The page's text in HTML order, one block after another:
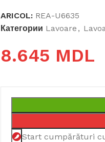
ARICOL: REA-U6635
Категории Lavoare ,
8.645 MDL
Start cumpărături